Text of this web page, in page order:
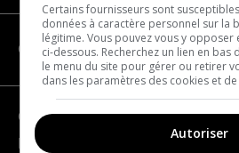
CATEGORIES
Geography
France
Certains fournisseurs sont
données à caractère personnel sur la
légitime. Vous pouvez vous y
ci-dessous. Recherchez un lien en bas
le menu du site pour gérer ou retirer
dans les paramètres des cookies et
Autoriser